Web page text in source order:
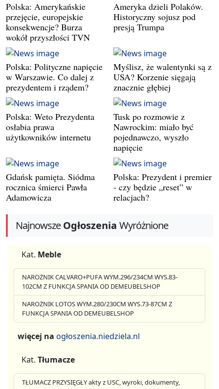
Polska: Amerykańskie
przejęcie, europejskie
konsekwencje? Burza
wokół przyszłości TVN
Ameryka dzieli Polaków.
Historyczny sojusz pod
presją Trumpa
Polska: Polityczne napięcie
w Warszawie. Co dalej z
prezydentem i rządem?
Myślisz, że walentynki są z
USA? Korzenie sięgają
znacznie głębiej
Polska: Weto Prezydenta
osłabia prawa
użytkowników internetu
Tusk po rozmowie z
Nawrockim: miało być
pojednawczo, wyszło
napięcie
Gdańsk pamięta. Siódma
rocznica śmierci Pawła
Adamowicza
Polska: Prezydent i premier
- czy będzie „reset” w
relacjach?
NajnowszeOgłoszenia Wyróżnione
Kat. Meble
NAROŻNIK CALVARO+PUFA WYM.296/234CM WYS.83-
102CM Z FUNKCJA SPANIA OD DEMEUBELSHOP
NAROŻNIK LOTOS WYM.280/230CM WYS.73-87CM Z
FUNKCJA SPANIA OD DEMEUBELSHOP
więcej na ogłoszenia.niedziela.nl
Kat. Tłumacze
TŁUMACZ PRZYSIĘGŁY akty z USC, wyroki, dokumenty,